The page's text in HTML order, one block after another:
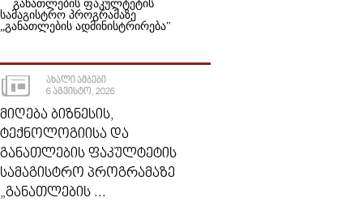
ᲐᲮᲐᲚᲘ ᲐᲛᲑᲔᲑᲘ
6 ᲐᲒᲕᲘᲡᲢᲝ, 2026
ᲛᲘᲦᲔᲑᲐ ᲑᲘᲖᲜᲔᲡᲘᲡ,
ᲢᲔᲥᲜᲝᲚᲝᲒᲘᲘᲡᲐ ᲓᲐ
ᲒᲐᲜᲐᲗᲚᲔᲑᲘᲡ ᲤᲐᲙᲣᲚᲢᲔᲢᲘᲡ
ᲡᲐᲛᲐᲒᲘᲡᲢᲠᲝ ᲞᲠᲝᲒᲠᲐᲛᲐᲖᲔ
„ᲒᲐᲜᲐᲗᲚᲔᲑᲘᲡ ...